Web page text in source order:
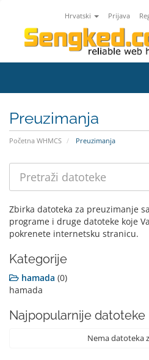
Hrvatski Prijava
Preuzimanja
Početna WHMCS Preuzimanja
Zbirka datoteka za preuzimanje
programe i druge datoteke koje
pokrenete internetsku stranicu.
Kategorije
hamada (0)
hamada
Najpopularnije datoteke
Nema datoteka